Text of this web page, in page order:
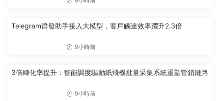
Telegram群發助手接入大模型，客戶觸達效率躍升2.3倍
9小時前
3倍轉化率提升：智能調度驅動紙飛機批量采集系統重塑營銷鏈路
9小時前